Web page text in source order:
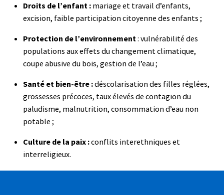
Droits de l’enfant : mariage et travail d’enfants,
excision, faible participation citoyenne des enfants ;
Protection de l’environnement: vulnérabilité des
populations aux effets du changement climatique,
coupe abusive du bois, gestion de l’eau ;
Santé et bien-être :déscolarisation des filles réglées,
grossesses précoces, taux élevés de contagion du
paludisme, malnutrition, consommation d’eau non
potable ;
Culture de la paix :conflits interethniques et
interreligieux.